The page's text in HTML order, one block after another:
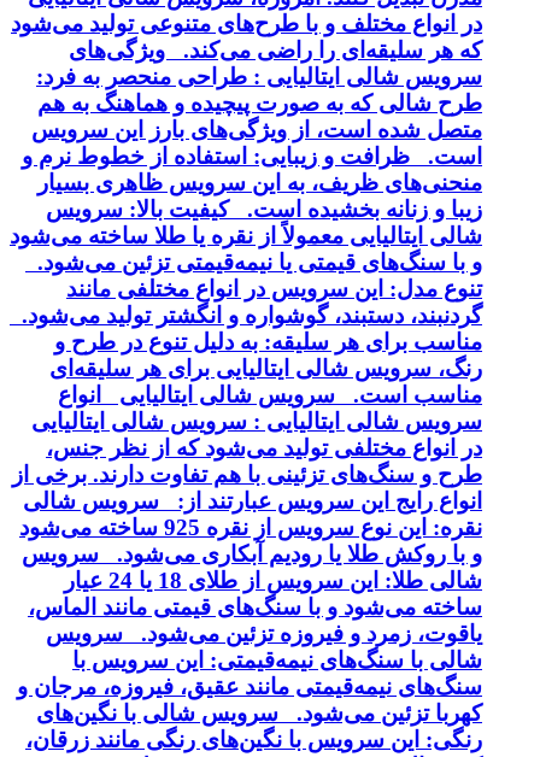
در انواع مختلف و با طرح‌های متنوعی تولید می‌شود
که هر سلیقه‌ای را راضی می‌کند. ویژگی‌های
سرویس شالی ایتالیایی : طراحی منحصر به فرد:
طرح شالی که به صورت پیچیده و هماهنگ به هم
متصل شده است، از ویژگی‌های بارز این سرویس
است. ظرافت و زیبایی: استفاده از خطوط نرم و
منحنی‌های ظریف، به این سرویس ظاهری بسیار
زیبا و زنانه بخشیده است. کیفیت بالا: سرویس
شالی ایتالیایی معمولاً از نقره یا طلا ساخته می‌شود
و با سنگ‌های قیمتی یا نیمه‌قیمتی تزئین می‌شود.
تنوع مدل: این سرویس در انواع مختلفی مانند
گردنبند، دستبند، گوشواره و انگشتر تولید می‌شود.
مناسب برای هر سلیقه: به دلیل تنوع در طرح و
رنگ، سرویس شالی ایتالیایی برای هر سلیقه‌ای
مناسب است. سرویس شالی ایتالیایی انواع
سرویس شالی ایتالیایی : سرویس شالی ایتالیایی
در انواع مختلفی تولید می‌شود که از نظر جنس،
طرح و سنگ‌های تزئینی با هم تفاوت دارند. برخی از
انواع رایج این سرویس عبارتند از: سرویس شالی
نقره: این نوع سرویس از نقره 925 ساخته می‌شود
و با روکش طلا یا رودیم آبکاری می‌شود. سرویس
شالی طلا: این سرویس از طلای 18 یا 24 عیار
ساخته می‌شود و با سنگ‌های قیمتی مانند الماس،
یاقوت، زمرد و فیروزه تزئین می‌شود. سرویس
شالی با سنگ‌های نیمه‌قیمتی: این سرویس با
سنگ‌های نیمه‌قیمتی مانند عقیق، فیروزه، مرجان و
کهربا تزئین می‌شود. سرویس شالی با نگین‌های
رنگی: این سرویس با نگین‌های رنگی مانند زرقان،